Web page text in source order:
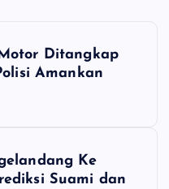
Ditangkap
Amankan
Ke
Suami dan